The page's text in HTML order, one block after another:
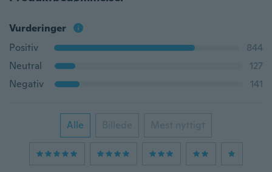
Vurderinger
Positiv
844
Neutral
127
Negativ
141
Alle Billede Mest nyttigt